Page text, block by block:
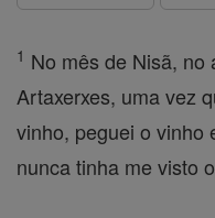
1 No mês de Nisã, no
Artaxerxes, uma vez
vinho, peguei o vinho
nunca tinha me visto